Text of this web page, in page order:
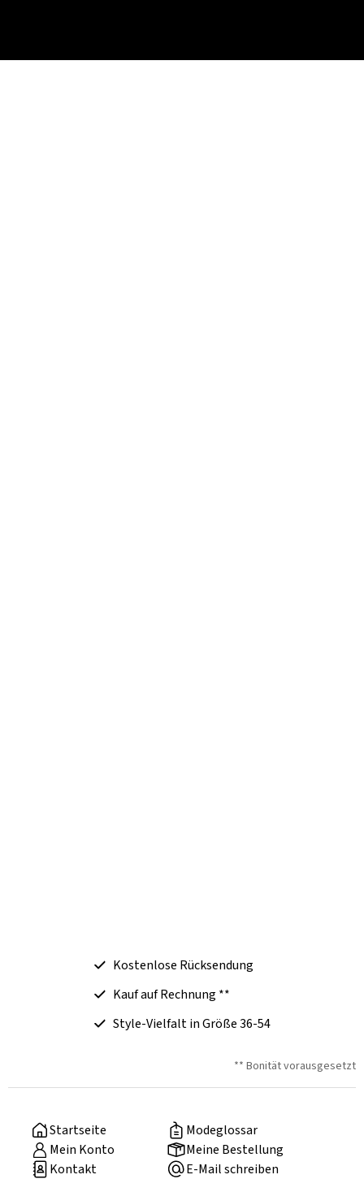
Kostenlose Rücksendung
Kauf auf Rechnung **
Style-Vielfalt in Größe 36-54
** Bonität vorausgesetzt
Startseite
Modeglossar
Mein Konto
Meine Bestellung
Kontakt
E-Mail schreiben